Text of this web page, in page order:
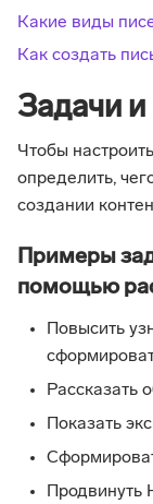
Какие виды
Как создать
Задачи
Чтобы
определить,
создании
Примеры
помощью
Повысить
Рассказать
Показать
Продвинуть